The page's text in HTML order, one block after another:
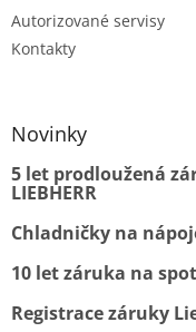
Autorizované servisy
Kontakty
Novinky
5 let prodloužená
LIEBHERR
Chladničky na
10 let záruka na
Registrace záruky